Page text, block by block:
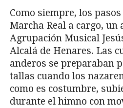
Como siempre, los
Marcha Real a cargo, un
Agrupación Musical
Alcalá de Henares. Las
anderos se preparaban
tallas cuando los
como es costumbre,
durante el himno con